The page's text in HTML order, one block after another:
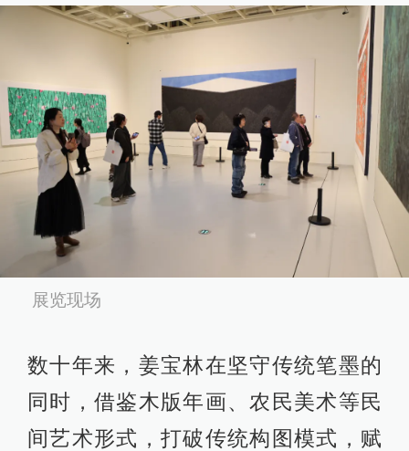
展览现场
数十年来，姜宝林在坚守传统笔墨的
同时，借鉴木版年画、农民美术等民
间艺术形式，打破传统构图模式，赋